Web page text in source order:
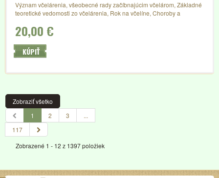
Význam včelárenia, všeobecné rady začíbnajúcim včelárom, Základné
teoretické vedomosti zo včelárenia, Rok na včelíne, Choroby a
20,00 €
KÚPIŤ
Zobraziť všetko
1
2 3
...
117
Zobrazené 1 - 12 z 1397 položiek